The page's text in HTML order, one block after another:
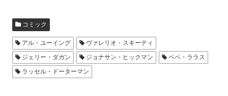
コミック
アル・ユーイング
ヴァレリオ・スキーティ
ジェリー・ダガン
ジョナサン・ヒックマン
ペペ・ララス
ラッセル・ドーターマン